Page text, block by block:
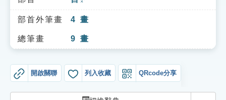
知識索引
單字索引
部首外筆畫 4 畫
總筆畫 9 畫
開啟關聯 列入收藏 QRcode分享